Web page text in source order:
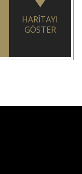
HARITAYI
GÖSTER